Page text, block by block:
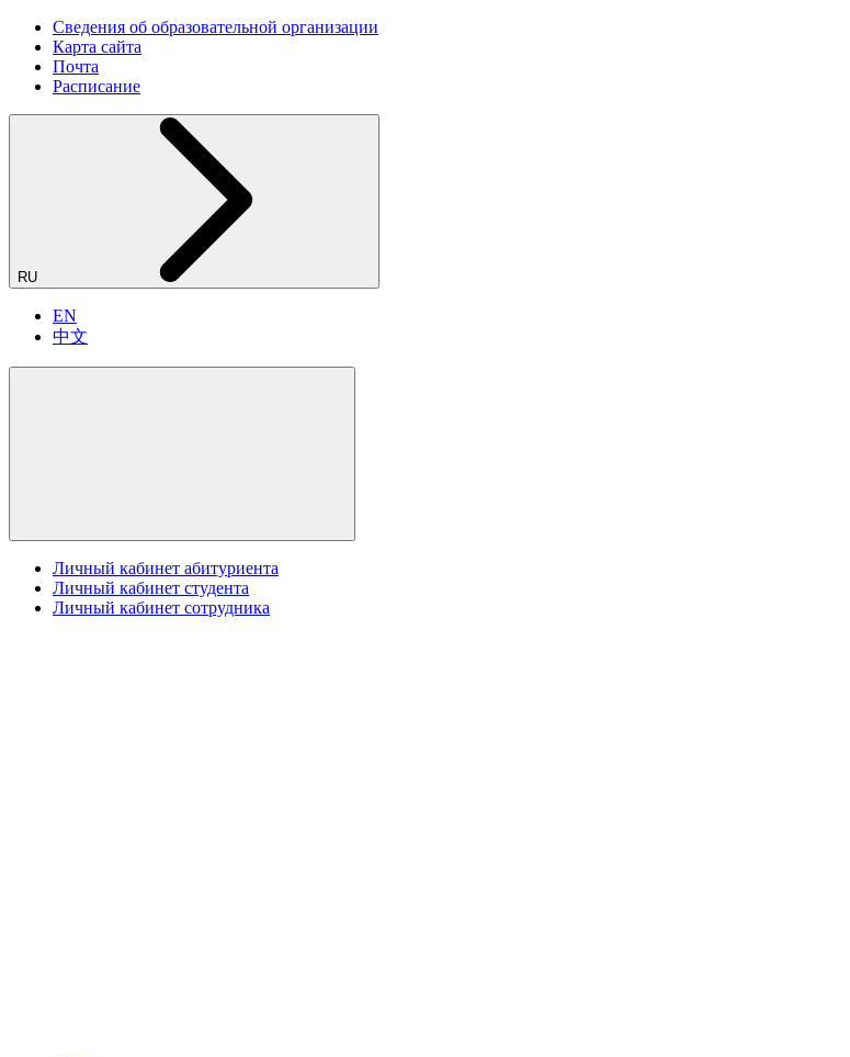
Сведения об образовательной организации
Карта сайта
Почта
Расписание
RU
EN
中文
Личный кабинет абитуриента
Личный кабинет студента
Личный кабинет сотрудника